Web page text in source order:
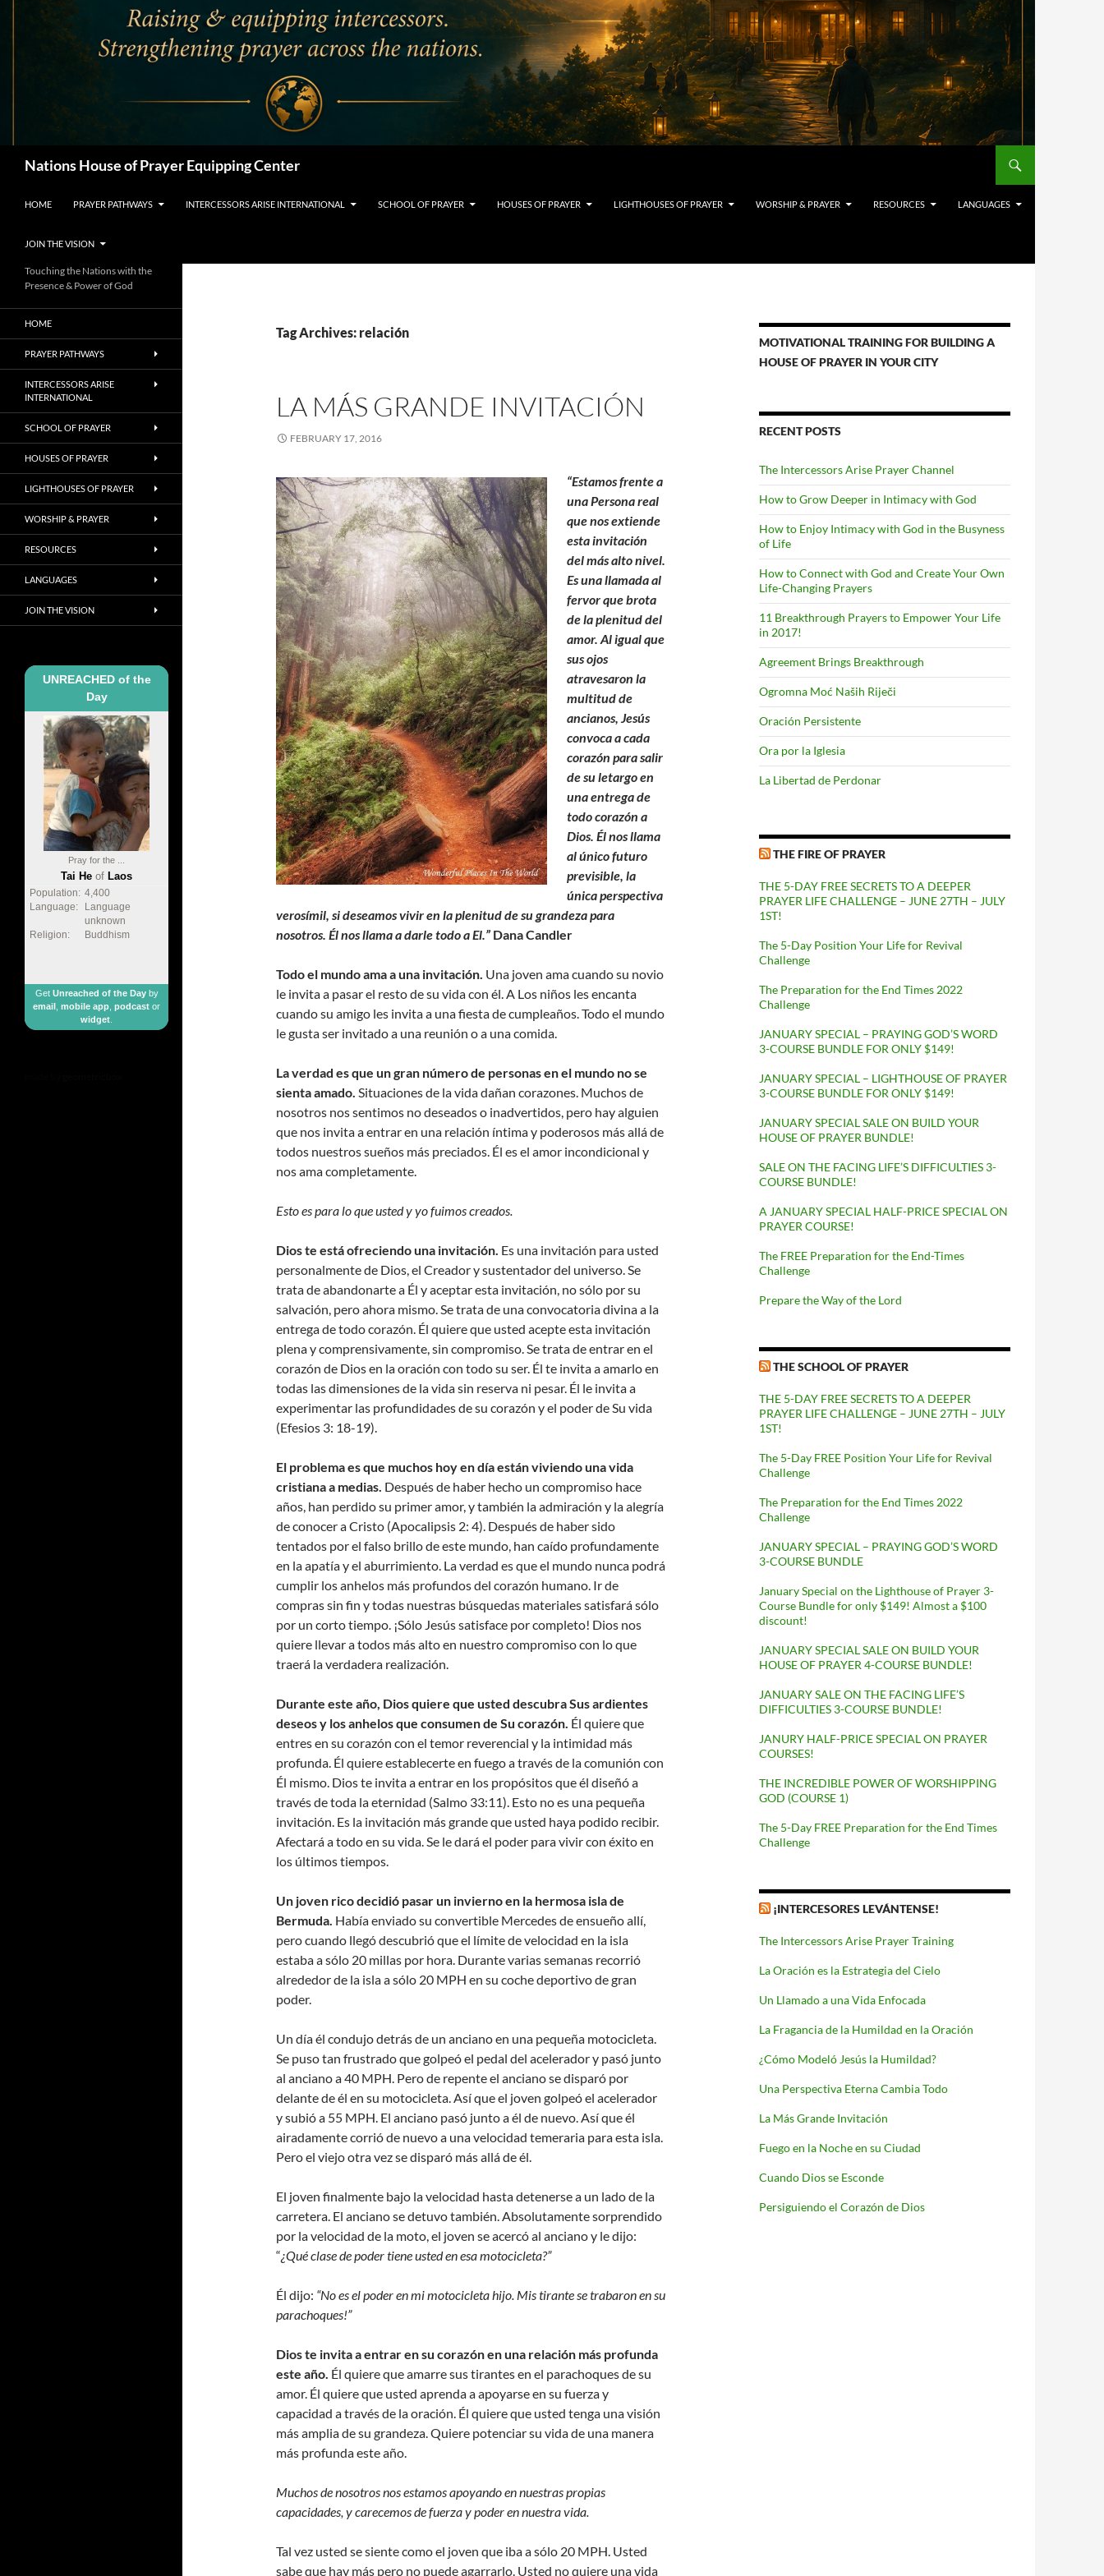
Nations House of Prayer Equipping Center
HOME PRAYER PATHWAYS INTERCESSORS ARISE INTERNATIONAL SCHOOL OF PRAYER HOUSES OF PRAYER LIGHTHOUSES OF PRAYER WORSHIP & PRAYER RESOURCES LANGUAGES
JOIN THE VISION
Tag Archives: relación
LA MÁS GRANDE INVITACIÓN
FEBRUARY 17, 2016
“Estamos frente a
una Persona real
que nos extiende
esta invitación
del más alto nivel.
Es una llamada al
fervor que brota
de la plenitud del
amor. Al igual que
sus ojos
atravesaron la
multitud de
ancianos, Jesús
convoca a cada
corazón para salir
de su letargo en
una entrega de
todo corazón a
Dios. Él nos llama
al único futuro
previsible, la
única perspectiva
verosímil, si deseamos vivir en la plenitud de su grandeza para
nosotros. Él nos llama a darle todo a El.” Dana Candler
Todo el mundo ama a una invitación. Una joven ama cuando su novio
le invita a pasar el resto de su vida con él. A Los niños les encanta
cuando su amigo les invita a una fiesta de cumpleaños. Todo el mundo
le gusta ser invitado a una reunión o a una comida.
La verdad es que un gran número de personas en el mundo no se
sienta amado. Situaciones de la vida dañan corazones. Muchos de
nosotros nos sentimos no deseados o inadvertidos, pero hay alguien
que nos invita a entrar en una relación íntima y poderosos más allá de
todos nuestros sueños más preciados. Él es el amor incondicional y
nos ama completamente.
Esto es para lo que usted y yo fuimos creados.
Dios te está ofreciendo una invitación. Es una invitación para usted
personalmente de Dios, el Creador y sustentador del universo. Se
trata de abandonarte a Él y aceptar esta invitación, no sólo por su
salvación, pero ahora mismo. Se trata de una convocatoria divina a la
entrega de todo corazón. Él quiere que usted acepte esta invitación
plena y comprensivamente, sin compromiso. Se trata de entrar en el
corazón de Dios en la oración con todo su ser. Él te invita a amarlo en
todas las dimensiones de la vida sin reserva ni pesar. Él le invita a
experimentar las profundidades de su corazón y el poder de Su vida
(Efesios 3: 18-19).
El problema es que muchos hoy en día están viviendo una vida
cristiana a medias. Después de haber hecho un compromiso hace
años, han perdido su primer amor, y también la admiración y la alegría
de conocer a Cristo (Apocalipsis 2: 4). Después de haber sido
tentados por el falso brillo de este mundo, han caído profundamente
en la apatía y el aburrimiento. La verdad es que el mundo nunca podrá
cumplir los anhelos más profundos del corazón humano. Ir de
compras sin fin y todas nuestras búsquedas materiales satisfará sólo
por un corto tiempo. ¡Sólo Jesús satisface por completo! Dios nos
quiere llevar a todos más alto en nuestro compromiso con lo que
traerá la verdadera realización.
Durante este año, Dios quiere que usted descubra Sus ardientes
deseos y los anhelos que consumen de Su corazón. Él quiere que
entres en su corazón con el temor reverencial y la intimidad más
profunda. Él quiere establecerte en fuego a través de la comunión con
Él mismo. Dios te invita a entrar en los propósitos que él diseñó a
través de toda la eternidad (Salmo 33:11). Esto no es una pequeña
invitación. Es la invitación más grande que usted haya podido recibir.
Afectará a todo en su vida. Se le dará el poder para vivir con éxito en
los últimos tiempos.
Un joven rico decidió pasar un invierno en la hermosa isla de
Bermuda. Había enviado su convertible Mercedes de ensueño allí,
pero cuando llegó descubrió que el límite de velocidad en la isla
estaba a sólo 20 millas por hora. Durante varias semanas recorrió
alrededor de la isla a sólo 20 MPH en su coche deportivo de gran
poder.
Un día él condujo detrás de un anciano en una pequeña motocicleta.
Se puso tan frustrado que golpeó el pedal del acelerador y pasó junto
al anciano a 40 MPH. Pero de repente el anciano se disparó por
delante de él en su motocicleta. Así que el joven golpeó el acelerador
y subió a 55 MPH. El anciano pasó junto a él de nuevo. Así que él
airadamente corrió de nuevo a una velocidad temeraria para esta isla.
Pero el viejo otra vez se disparó más allá de él.
El joven finalmente bajo la velocidad hasta detenerse a un lado de la
carretera. El anciano se detuvo también. Absolutamente sorprendido
por la velocidad de la moto, el joven se acercó al anciano y le dijo:
“¿Qué clase de poder tiene usted en esa motocicleta?”
Él dijo: “No es el poder en mi motocicleta hijo. Mis tirante se trabaron en su
parachoques!”
Dios te invita a entrar en su corazón en una relación más profunda
este año. Él quiere que amarre sus tirantes en el parachoques de su
amor. Él quiere que usted aprenda a apoyarse en su fuerza y
capacidad a través de la oración. Él quiere que usted tenga una visión
más amplia de su grandeza. Quiere potenciar su vida de una manera
más profunda este año.
Muchos de nosotros nos estamos apoyando en nuestras propias
capacidades, y carecemos de fuerza y poder en nuestra vida.
Tal vez usted se siente como el joven que iba a sólo 20 MPH. Usted
sabe que hay más pero no puede agarrarlo. Usted no quiere una vida
MOTIVATIONAL TRAINING FOR BUILDING A
HOUSE OF PRAYER IN YOUR CITY
RECENT POSTS
The Intercessors Arise Prayer Channel
How to Grow Deeper in Intimacy with God
How to Enjoy Intimacy with God in the Busyness
of Life
How to Connect with God and Create Your Own
Life-Changing Prayers
11 Breakthrough Prayers to Empower Your Life
in 2017!
Agreement Brings Breakthrough
Ogromna Moć Naših Riječi
Oración Persistente
Ora por la Iglesia
La Libertad de Perdonar
THE FIRE OF PRAYER
THE 5-DAY FREE SECRETS TO A DEEPER
PRAYER LIFE CHALLENGE – JUNE 27TH – JULY
1ST!
The 5-Day Position Your Life for Revival
Challenge
The Preparation for the End Times 2022
Challenge
JANUARY SPECIAL – PRAYING GOD’S WORD
3-COURSE BUNDLE FOR ONLY $149!
JANUARY SPECIAL – LIGHTHOUSE OF PRAYER
3-COURSE BUNDLE FOR ONLY $149!
JANUARY SPECIAL SALE ON BUILD YOUR
HOUSE OF PRAYER BUNDLE!
SALE ON THE FACING LIFE’S DIFFICULTIES 3-
COURSE BUNDLE!
A JANUARY SPECIAL HALF-PRICE SPECIAL ON
PRAYER COURSE!
The FREE Preparation for the End-Times
Challenge
Prepare the Way of the Lord
THE SCHOOL OF PRAYER
THE 5-DAY FREE SECRETS TO A DEEPER
PRAYER LIFE CHALLENGE – JUNE 27TH – JULY
1ST!
The 5-Day FREE Position Your Life for Revival
Challenge
The Preparation for the End Times 2022
Challenge
JANUARY SPECIAL – PRAYING GOD’S WORD
3-COURSE BUNDLE
January Special on the Lighthouse of Prayer 3-
Course Bundle for only $149! Almost a $100
discount!
JANUARY SPECIAL SALE ON BUILD YOUR
HOUSE OF PRAYER 4-COURSE BUNDLE!
JANUARY SALE ON THE FACING LIFE’S
DIFFICULTIES 3-COURSE BUNDLE!
JANURY HALF-PRICE SPECIAL ON PRAYER
COURSES!
THE INCREDIBLE POWER OF WORSHIPPING
GOD (COURSE 1)
The 5-Day FREE Preparation for the End Times
Challenge
¡INTERCESORES LEVÁNTENSE!
The Intercessors Arise Prayer Training
La Oración es la Estrategia del Cielo
Un Llamado a una Vida Enfocada
La Fragancia de la Humildad en la Oración
¿Cómo Modeló Jesús la Humildad?
Una Perspectiva Eterna Cambia Todo
La Más Grande Invitación
Fuego en la Noche en su Ciudad
Cuando Dios se Esconde
Persiguiendo el Corazón de Dios
Touching the Nations with the
Presence & Power of God
HOME
PRAYER PATHWAYS
INTERCESSORS ARISE
INTERNATIONAL
SCHOOL OF PRAYER
HOUSES OF PRAYER
LIGHTHOUSES OF PRAYER
WORSHIP & PRAYER
RESOURCES
LANGUAGES
JOIN THE VISION
UNREACHED of the
Day
Pray for the ...
Tai He of Laos
Population: 4,400
Language:
Language
unknown
Religion:
Buddhism
Get Unreached of the Dayby
email mobile app podcast or
widget